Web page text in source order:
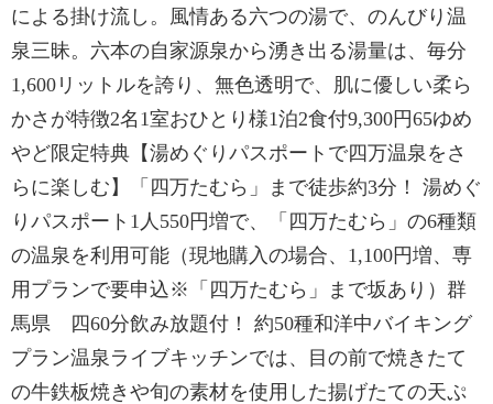
による掛け流し。風情ある六つの湯で、のんびり温
泉三昧。六本の自家源泉から湧き出る湯量は、毎分
1,600リットルを誇り、無色透明で、肌に優しい柔ら
かさが特徴2名1室おひとり様1泊2食付9,300円65ゆめ
やど限定特典【湯めぐりパスポートで四万温泉をさ
らに楽しむ】「四万たむら」まで徒歩約3分！ 湯めぐ
りパスポート1人550円増で、「四万たむら」の6種類
の温泉を利用可能（現地購入の場合、1,100円増、専
用プランで要申込※「四万たむら」まで坂あり）群
馬県 四60分飲み放題付！ 約50種和洋中バイキング
プラン温泉ライブキッチンでは、目の前で焼きたて
の牛鉄板焼きや旬の素材を使用した揚げたての天ぷ